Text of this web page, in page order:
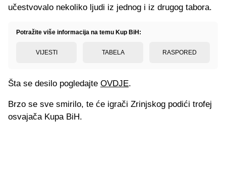
učestvovalo nekoliko ljudi iz jednog i iz drugog tabora.
Potražite više informacija na temu Kup BiH:
VIJESTI TABELA RASPORED
Šta se desilo pogledajte OVDJE.
Brzo se sve smirilo, te će igrači Zrinjskog podići trofej
osvajača Kupa BiH.